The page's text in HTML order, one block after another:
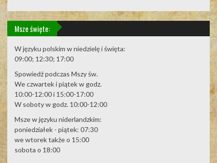
Msze święte:
W języku polskim w niedzielę i święta:
09:00; 12:30; 17:00
Spowiedź podczas Mszy św.
We czwartek i piątek w godz.
10:00-12:00 i 15:00-17:00
W soboty w godz. 10:00-12:00
Msze w języku niderlandzkim:
poniedziałek - piątek: 07:30
we wtorek także o 15:00
sobota o 18:00